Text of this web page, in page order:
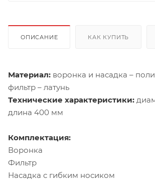
ОПИСАНИЕ КАК КУПИТЬ
Материал: воронка и насадка –
фильтр – латунь
Технические характеристики:
длина 400 мм
Комплектация:
Воронка
Фильтр
Насадка с гибким носиком